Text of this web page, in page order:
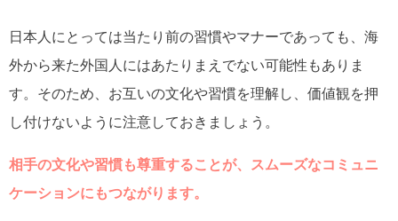
日本人にとっては当たり前の習慣やマナーであっても、海
外から来た外国人にはあたりまえでない可能性もありま
す。そのため、お互いの文化や習慣を理解し、価値観を押
し付けないように注意しておきましょう。
相手の文化や習慣も尊重することが、スムーズなコミュニ
ケーションにもつながります。